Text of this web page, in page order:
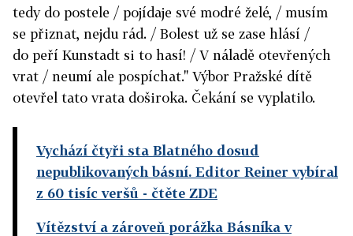
tedy do postele / pojídaje své modré želé, / musím
se přiznat, nejdu rád. / Bolest už se zase hlásí /
do peří Kunstadt si to hasí! / V náladě otevřených
vrat / neumí ale pospíchat." Výbor Pražské dítě
otevřel tato vrata doširoka. Čekání se vyplatilo.
Vychází čtyři sta Blatného dosud
nepublikovaných básní. Editor Reiner vybíral
z 60 tisíc veršů - čtěte ZDE
Vítězství a zároveň porážka Básníka v